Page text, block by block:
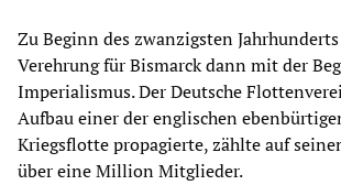
Zu Beginn des zwanzigsten
Verehrung für Bismarck dann mit der
Imperialismus. Der Deutsche
Aufbau einer der englischen
Kriegsflotte propagierte, zählte auf
über eine Million Mitglieder.